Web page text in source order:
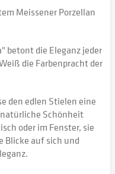
Meissener Porzellan
betont die Eleganz jeder
die Farbenpracht der
den edlen Stielen eine
Schönheit
oder im Fenster, sie
auf sich und